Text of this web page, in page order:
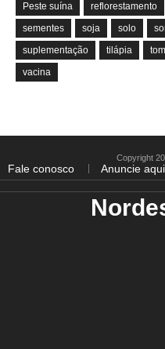
Peste suína
reflorestamento
sementes
soja solo
suplementação
tilápia
vacina
Fale conosco Anuncie aqui
Copyright